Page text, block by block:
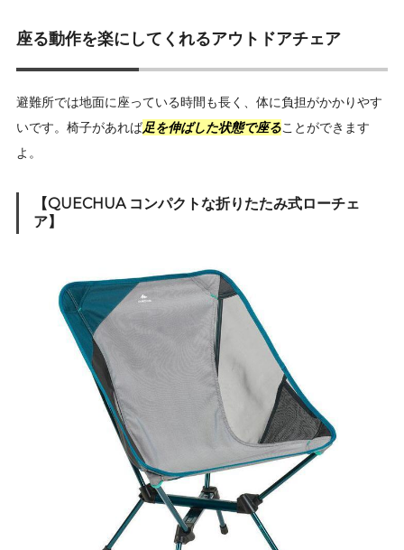
座る動作を楽にしてくれるアウトドアチェア
避難所では地面に座っている時間も長く、体に負担がかかりやす
いです。椅子があれば足を伸ばした状態で座ることができます
よ。
【QUECHUA コンパクトな折りたたみ式ローチェ
ア】